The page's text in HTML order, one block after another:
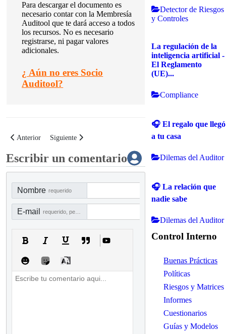
Para descargar el documento es
necesario contar con la Membresía
Auditool que te dará acceso a todos
los recursos.No es necesario
registrarse, ni pagar valores
adicionales.
¿Aún no eres Socio
Auditool?
Artículo anterior: Buenas prácticas para identificar cambios en la cultura
Anterior Artículo siguiente: Buenas prácticas en precios de
Siguiente
Escribir un comentario
Nombre requerido
E-mail
Detector de Riesgos
y Controles
La regulación de la
inteligencia artificial -
El Reglamento
(UE)...
Compliance
🎧 El regalo que llegó
a tu casa
Dilemas del Auditor
🎧 La relación que
nadie sabe
Dilemas del Auditor
Control Interno
Buenas Prácticas
Políticas
Riesgos y Matrices
Informes
Cuestionarios
Guías y Modelos